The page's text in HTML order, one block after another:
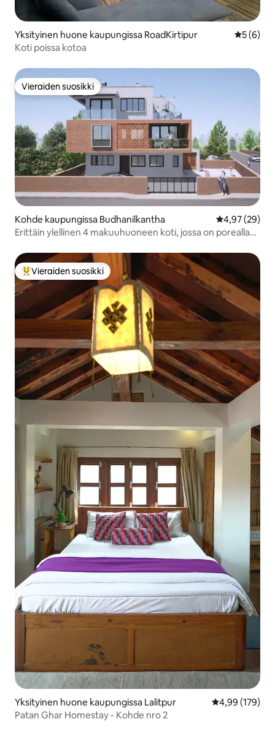
Yksityinen huone kaupungissa RoadKirtipur
5 (6)
Koti poissa kotoa
Vieraiden suosikki
Vieraiden suosikki
Kohde kaupungissa Budhanilkantha
4,97 (29)
Erittäin ylellinen 4 makuuhuoneen koti, jossa on poreallas
Vieraiden suosikkien parhaimmistoa
Vieraiden suosikki
Yksityinen huone kaupungissa Lalitpur
4,99 (179)
Patan Ghar Homestay - Kohde nro 2